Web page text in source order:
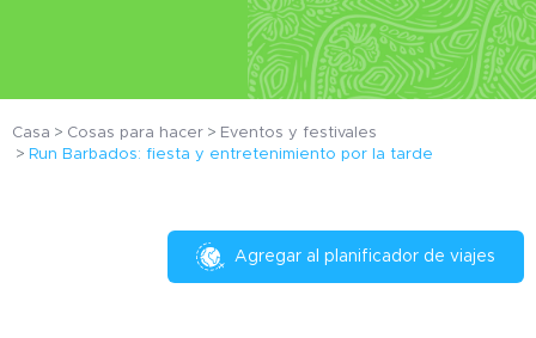
Casa Cosas para hacer
Eventos y festivales
Run Barbados: fiesta y entretenimiento por la tarde
Agregar al planificador de viajes